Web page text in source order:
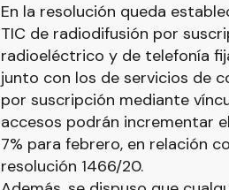
En la resolución queda
TIC de radiodifusión por
radioeléctrico y de telefonía
junto con los de servicios de
por suscripción mediante
accesos podrán incrementar
7% para febrero, en relación
resolución 1466/20.